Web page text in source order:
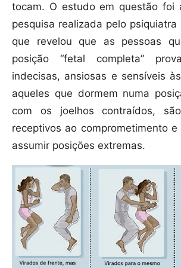
tocam. O estudo em questão foi
pesquisa realizada pelo psiquiatra
que revelou que as pessoas
posição “fetal completa”
indecisas, ansiosas e sensíveis
aqueles que dormem numa
com os joelhos contraídos,
receptivos ao comprometimento
assumir posições extremas.